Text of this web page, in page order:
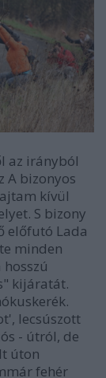
az irányból
A bizonyos
kívül
S bizony
előfutó Lada
minden
kijáratát.
lecsúszott
- útról, de
úton
fehér